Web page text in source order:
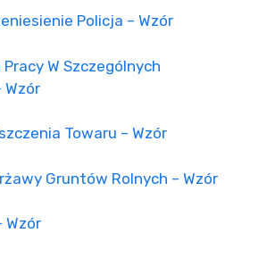
Policja – Wzór
W Szczególnych
Wzór
Towaru – Wzór
Gruntów Rolnych – Wzór
Wzór